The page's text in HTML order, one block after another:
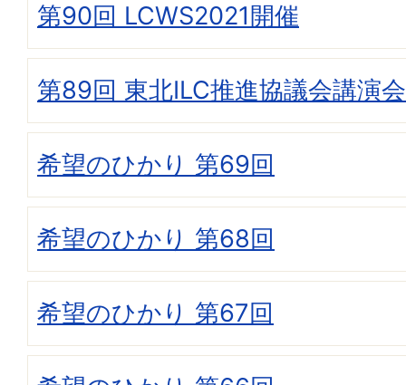
第90回 LCWS2021開催
第89回 東北ILC推進協議会講演会
希望のひかり 第69回
希望のひかり 第68回
希望のひかり 第67回